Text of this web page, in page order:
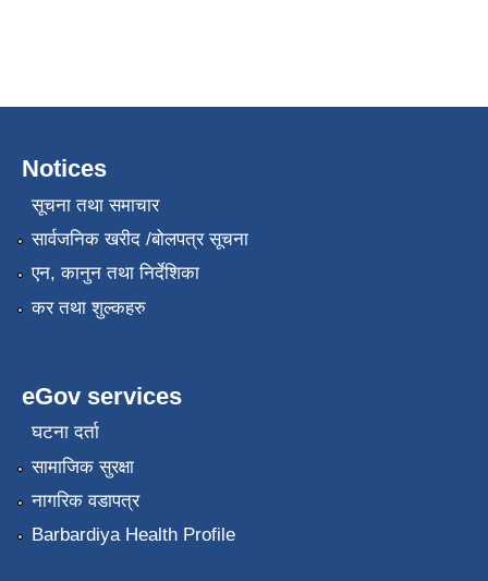
Notices
सूचना तथा समाचार
सार्वजनिक खरीद /बोलपत्र सूचना
एन, कानुन तथा निर्देशिका
कर तथा शुल्कहरु
eGov services
घटना दर्ता
सामाजिक सुरक्षा
नागरिक वडापत्र
Barbardiya Health Profile